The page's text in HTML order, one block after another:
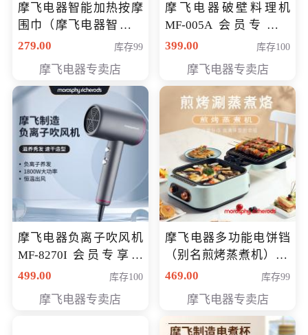
摩飞电器智能加热按摩
围巾（摩飞电器智能加
热按摩围脖） 会员专享
279.00 库存99
摩飞电器专卖店
摩飞电器破壁料理机
MF-005A 会员专享价
198元
399.00 库存100
摩飞电器专卖店
摩飞电器负离子吹风机
MF-8270I 会员专享价
369元
499.00 库存100
摩飞电器专卖店
摩飞电器多功能电饼铛
（别名煎烤蒸煮机） 型
号MF-8888B 会员专享
469.00 库存99
摩飞电器专卖店